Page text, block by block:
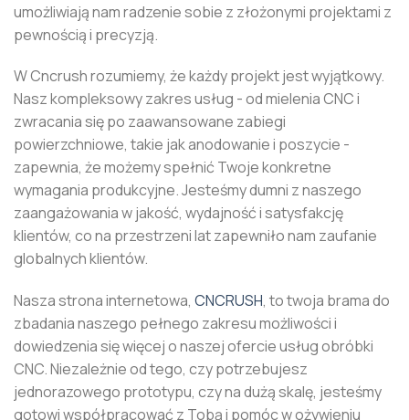
umożliwiają nam radzenie sobie z złożonymi projektami z
pewnością i precyzją.
W Cncrush rozumiemy, że każdy projekt jest wyjątkowy.
Nasz kompleksowy zakres usług - od mielenia CNC i
zwracania się po zaawansowane zabiegi
powierzchniowe, takie jak anodowanie i poszycie -
zapewnia, że ​​możemy spełnić Twoje konkretne
wymagania produkcyjne. Jesteśmy dumni z naszego
zaangażowania w jakość, wydajność i satysfakcję
klientów, co na przestrzeni lat zapewniło nam zaufanie
globalnych klientów.
Nasza strona internetowa, CNCRUSH, to twoja brama do
zbadania naszego pełnego zakresu możliwości i
dowiedzenia się więcej o naszej ofercie usług obróbki
CNC. Niezależnie od tego, czy potrzebujesz
jednorazowego prototypu, czy na dużą skalę, jesteśmy
gotowi współpracować z Tobą i pomóc w ożywieniu